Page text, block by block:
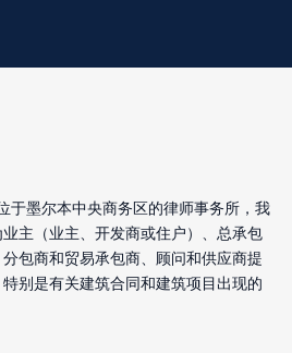
墨尔本中央商务区的律师事务所，我
主（业主、开发商或住户）、总承包
包商和贸易承包商、顾问和供应商提
别是有关建筑合同和建筑项目出现的